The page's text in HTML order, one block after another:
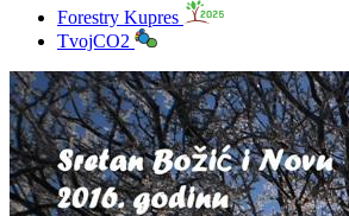
Forestry Kupres
TvojCO2